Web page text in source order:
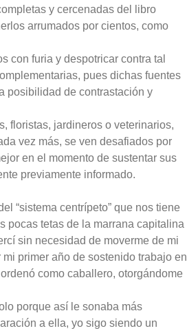
y cercenadas del libro
arrumados por cientos, como
con furia y despotricar contra tal
pues dichas fuentes
posibilidad de contrastación y
floristas, jardineros o veterinarios,
vez más, se ven desafiados por
en el momento de sustentar sus
previamente informado.
“sistema centrípeto” que nos tiene
pocas tetas de la marrana capitalina
sin necesidad de moverme de mi
primer año de sostenido trabajo en
como caballero, otorgándome
porque así le sonaba más
a ella, yo sigo siendo un